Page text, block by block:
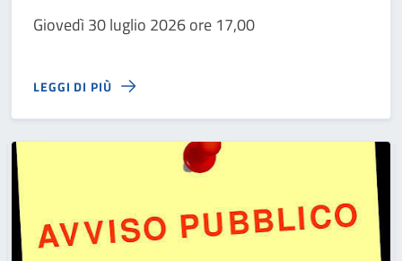
Giovedì 30 luglio 2026 ore 17,00
LEGGI DI PIÙ